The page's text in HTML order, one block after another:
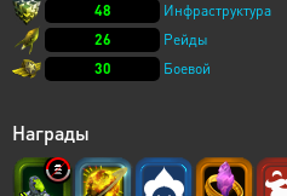
48
Инфраструктура
26
Рейды
30
Боевой
Награды